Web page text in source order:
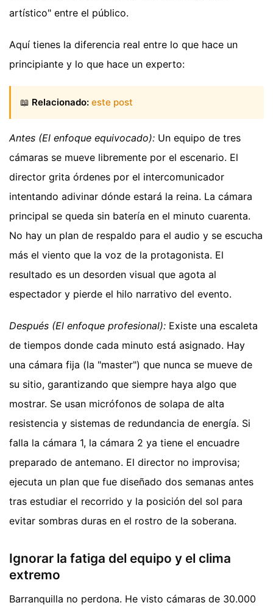
artístico" entre el público.
Aquí tienes la diferencia real entre lo que hace un
principiante y lo que hace un experto:
📖 Relacionado: este post
Antes (El enfoque equivocado): Un equipo de tres
cámaras se mueve libremente por el escenario. El
director grita órdenes por el intercomunicador
intentando adivinar dónde estará la reina. La cámara
principal se queda sin batería en el minuto cuarenta.
No hay un plan de respaldo para el audio y se escucha
más el viento que la voz de la protagonista. El
resultado es un desorden visual que agota al
espectador y pierde el hilo narrativo del evento.
Después (El enfoque profesional): Existe una escaleta
de tiempos donde cada minuto está asignado. Hay
una cámara fija (la "master") que nunca se mueve de
su sitio, garantizando que siempre haya algo que
mostrar. Se usan micrófonos de solapa de alta
resistencia y sistemas de redundancia de energía. Si
falla la cámara 1, la cámara 2 ya tiene el encuadre
preparado de antemano. El director no improvisa;
ejecuta un plan que fue diseñado dos semanas antes
tras estudiar el recorrido y la posición del sol para
evitar sombras duras en el rostro de la soberana.
Ignorar la fatiga del equipo y el clima
extremo
Barranquilla no perdona. He visto cámaras de 30.000